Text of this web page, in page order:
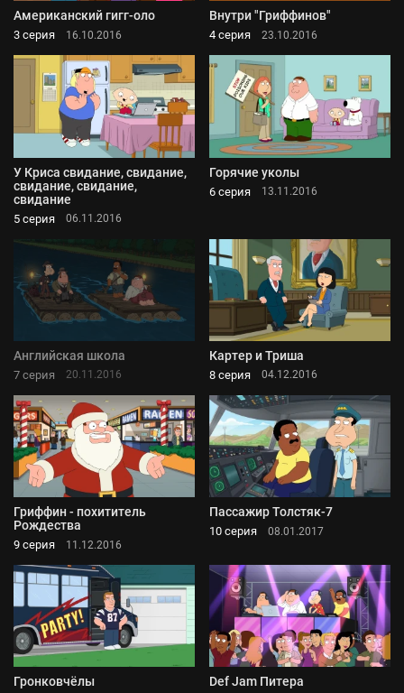
Американский гигг-оло
3 серия 16.10.2016
Внутри "Гриффинов"
4 серия 23.10.2016
У Криса свидание, свидание,
свидание, свидание,
свидание
5 серия 06.11.2016
Горячие уколы
6 серия 13.11.2016
Английская школа
7 серия 20.11.2016
Картер и Триша
8 серия 04.12.2016
Гриффин - похититель
Рождества
9 серия 11.12.2016
Пассажир Толстяк-7
10 серия 08.01.2017
Гронковчёлы Def Jam Питера